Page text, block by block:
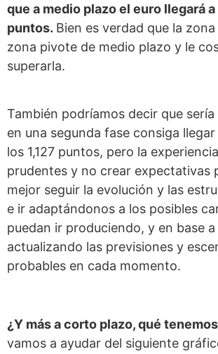
que a medio plazo el euro llegará
puntos. Bien es verdad que la zona
zona pivote de medio plazo y le
superarla.
También podríamos decir que
en una segunda fase consiga
los 1,127 puntos, pero la
prudentes y no crear expectativas
mejor seguir la evolución y las
e ir adaptándonos a los posibles
puedan ir produciendo, y en base a
actualizando las previsiones y
probables en cada momento.
¿Y más a corto plazo, qué
vamos a ayudar del siguiente